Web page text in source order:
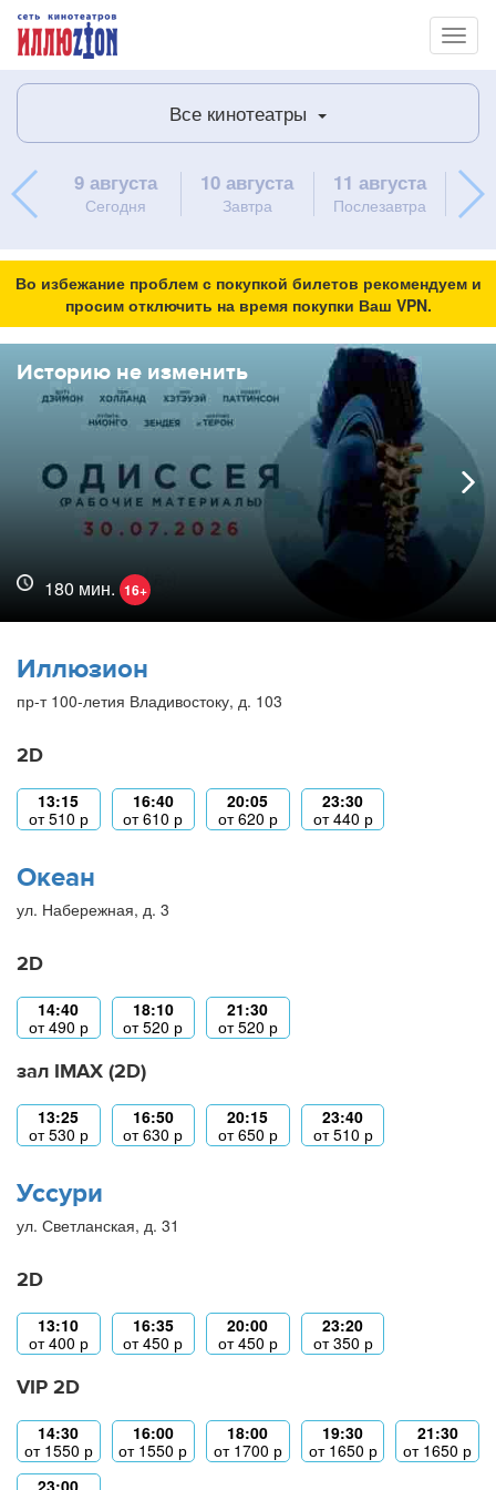
Все кинотеатры
9 августа
Сегодня
10 августа
Завтра
11 августа
Послезавтра
12
Во избежание проблем с покупкой билетов рекомендуем и
просим отключить на время покупки Ваш VPN.
Историю не изменить
180 мин. 16+
Иллюзион
пр-т 100-летия Владивостоку, д. 103
2D
13:15
от510 р
16:40
от610 р
20:05
от620 р
23:30
от440 р
Океан
ул. Набережная, д. 3
2D
14:40
от490 р
18:10
от520 р
21:30
от520 р
зал IMAX (2D)
13:25
от530 р
16:50
от630 р
20:15
от650 р
23:40
от510 р
Уссури
ул. Светланская, д. 31
2D
13:10
от400 р
16:35
от450 р
20:00
от450 р
23:20
от350 р
VIP 2D
14:30
от 1550 р
16:00
от 1550 р
18:00
от 1700 р
19:30
от 1650 р
21:30
от 1650 р
23:00